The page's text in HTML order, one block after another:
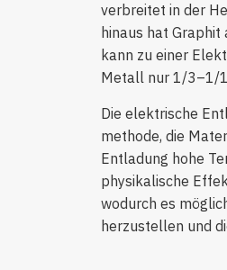
verbreitet in der
hinaus hat
kann zu einer
Metall nur 1/3–1/
Die elektrische
methode, die
Entladung hohe
physikalische
wodurch es
herzustellen und